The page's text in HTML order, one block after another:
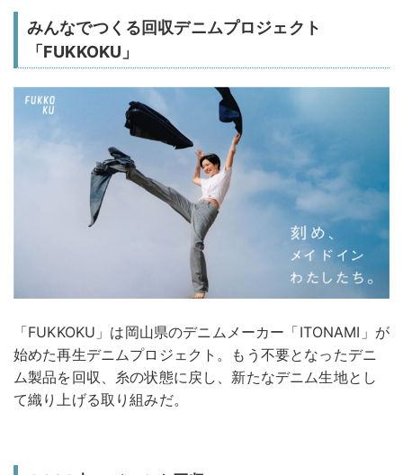
みんなでつくる回収デニムプロジェクト
「FUKKOKU」
「FUKKOKU」は岡山県のデニムメーカー「ITONAMI」が
始めた再生デニムプロジェクト。もう不要となったデニ
ム製品を回収、糸の状態に戻し、新たなデニム生地とし
て織り上げる取り組みだ。